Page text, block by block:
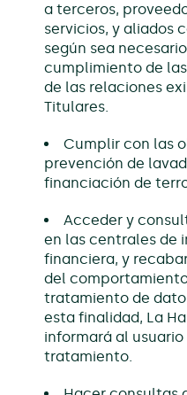
a terceros,
servicios, y aliados
según sea
cumplimiento de
de las relaciones
Titulares.
Cumplir con las
prevención de
financiación de
Acceder y
en las centrales de
financiera, y
del
tratamiento de
esta finalidad, La
informará al
tratamiento.